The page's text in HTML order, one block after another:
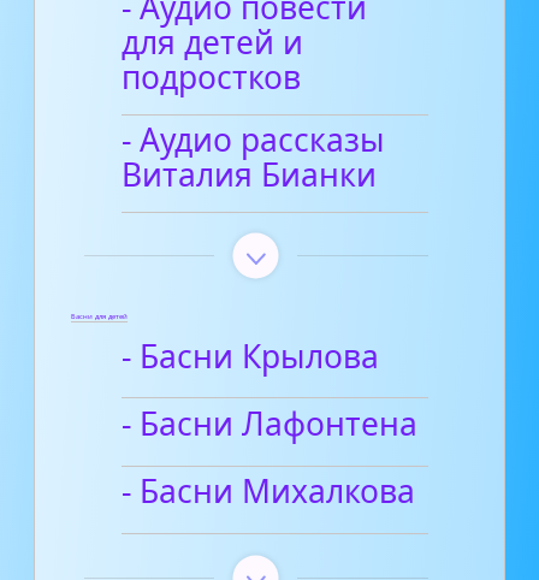
для детей и
подростков
- Аудио рассказы
Виталия Бианки
Басни для детей
- Басни Крылова
- Басни Лафонтена
- Басни Михалкова